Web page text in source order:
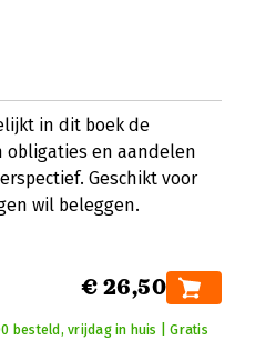
in dit boek de
obligaties en aandelen
Geschikt voor
wil beleggen.
€ 26,50
besteld, vrijdag in huis | Gratis